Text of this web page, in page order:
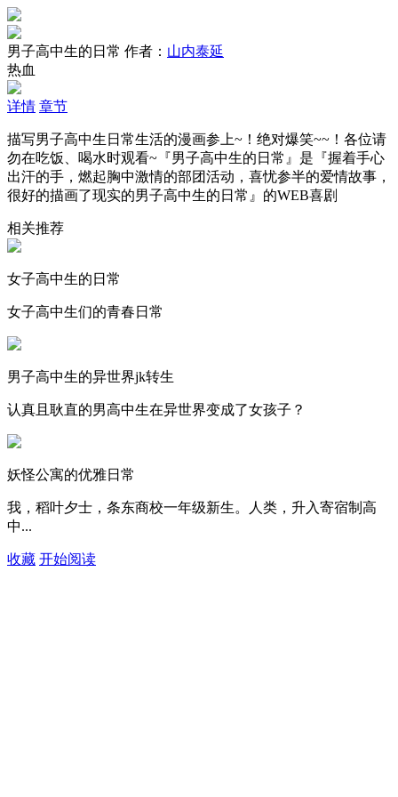
男子高中生的日常 作者： 山内泰延
热血
详情 章节
描写男子高中生日常生活的漫画参上~！绝对爆笑~~！各位请
勿在吃饭、喝水时观看~『男子高中生的日常』是『握着手心
出汗的手，燃起胸中激情的部团活动，喜忧参半的爱情故事，
很好的描画了现实的男子高中生的日常』的WEB喜剧
相关推荐
女子高中生的日常
女子高中生们的青春日常
男子高中生的异世界jk转生
认真且耿直的男高中生在异世界变成了女孩子？
妖怪公寓的优雅日常
我，稻叶夕士，条东商校一年级新生。人类，升入寄宿制高
中...
收藏 开始阅读